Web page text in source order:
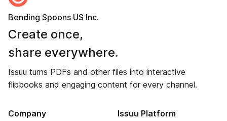
Bending Spoons US Inc.
Create once,
share everywhere.
Issuu turns PDFs and other files into interactive
flipbooks and engaging content for every channel.
Company Issuu Platform